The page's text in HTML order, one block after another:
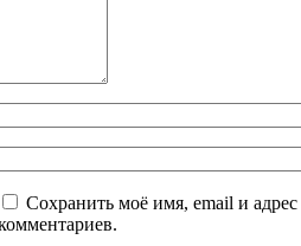
Сохранить моё имя, email и